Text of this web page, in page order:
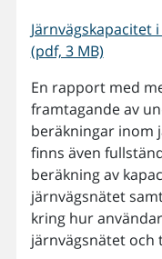
Järnvägskapacitet
(pdf, 3 MB)
En rapport med
framtagande av
beräkningar inom
finns även
beräkning av
järnvägsnätet
kring hur
järnvägsnätet och